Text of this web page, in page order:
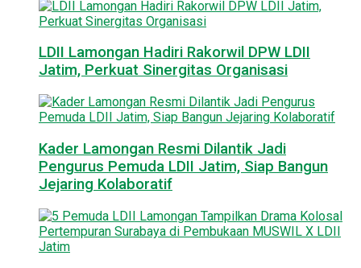
LDII Lamongan Hadiri Rakorwil DPW LDII
Jatim, Perkuat Sinergitas Organisasi
Kader Lamongan Resmi Dilantik Jadi
Pengurus Pemuda LDII Jatim, Siap Bangun
Jejaring Kolaboratif